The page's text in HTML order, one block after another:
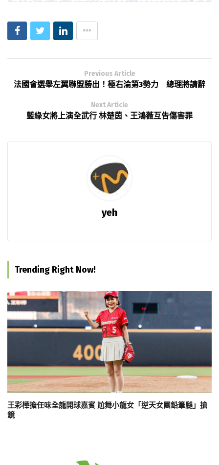
Previous Article
法國會選舉左翼聯盟勝出！極右淪第3勢力 總理將請辭
Next Article
藍綠女將上演全武行 林楚茵、王鴻薇互告傷害罪
yeh
Trending Right Now!
王彩樺擔任味全龍開球嘉賓 尬舞小龍女「逆天女團鉛筆腿」搶
鏡